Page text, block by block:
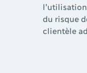
du risque
clientèle